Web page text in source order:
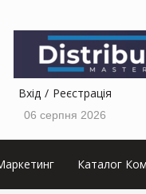
Вхід Реєстрація
06 серпня 2026
Каталог